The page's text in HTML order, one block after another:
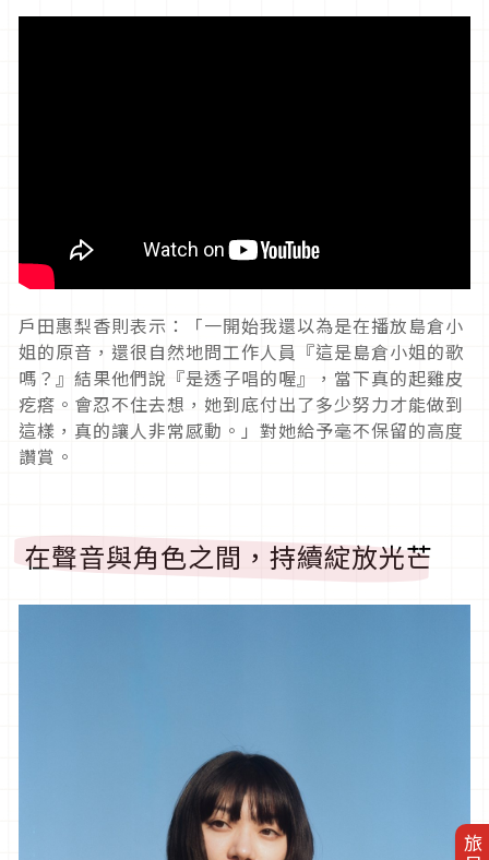
戶田惠梨香則表示：「一開始我還以為是在播放島倉小
姐的原音，還很自然地問工作人員『這是島倉小姐的歌
嗎？』結果他們說『是透子唱的喔』，當下真的起雞皮
疙瘩。會忍不住去想，她到底付出了多少努力才能做到
這樣，真的讓人非常感動。」對她給予毫不保留的高度
讚賞。
在聲音與角色之間，持續綻放光芒